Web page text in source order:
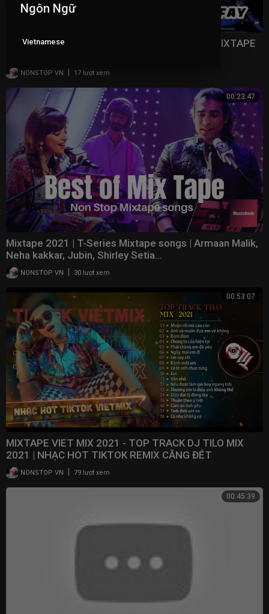
SAPA MO LAWAN !!! ASIK SKALI EVERYBODY MIXTAPE
NONSTOP VN 17 lượt xem
00:23:47
Mixtape 2021 | T-Series Mixtape songs | Armaan Malik,
Neha kakkar, Jubin, Shirley Setia...
NONSTOP VN 30 lượt xem
00:53:07
MIXTAPE VIET MIX 2021 - TOP TRACK DJ TILO MIX
2021 | NHẠC HOT TIKTOK REMIX CĂNG ĐÉT
NONSTOP VN | 79 lượt xem
00:45:39
Ngôn Ngữ
Vietnamese